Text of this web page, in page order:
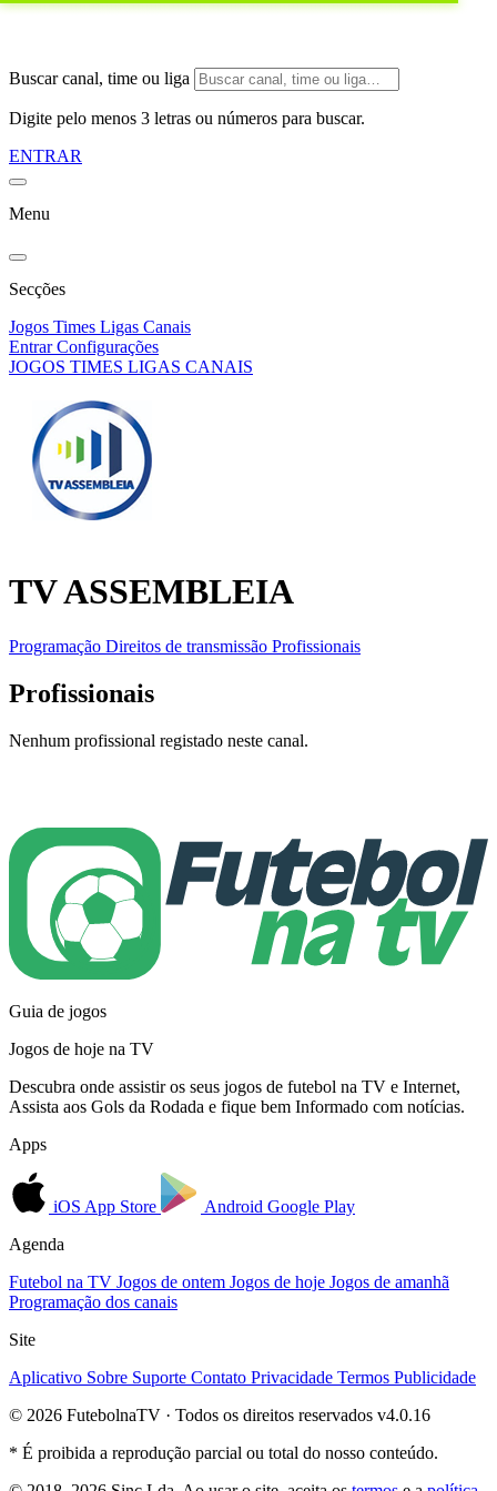
Buscar canal, time ou liga
Digite pelo menos 3 letras ou números para buscar.
ENTRAR
Menu
Secções
Jogos Times Ligas Canais
EntrarConfigurações
JOGOS TIMES LIGAS CANAIS
TV ASSEMBLEIA
Programação Direitos de transmissão Profissionais
Profissionais
Nenhum profissional registado neste canal.
Guia de jogos
Jogos de hoje na TV
Descubra onde assistir os seus jogos de futebol na TV e Internet,
Assista aos Gols da Rodada e fique bem Informado com notícias.
Apps
iOS App Store Android Google Play
Agenda
Futebol na TV Jogos de ontem Jogos de hoje Jogos de amanhã
Programação dos canais
Site
Aplicativo Sobre Suporte Contato Privacidade Termos Publicidade
© 2026 FutebolnaTV · Todos os direitos reservados v4.0.16
* É proibida a reprodução parcial ou total do nosso conteúdo.